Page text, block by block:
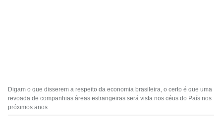
Digam o que disserem a respeito da economia brasileira, o certo é que uma
revoada de companhias áreas estrangeiras será vista nos céus do País nos
próximos anos